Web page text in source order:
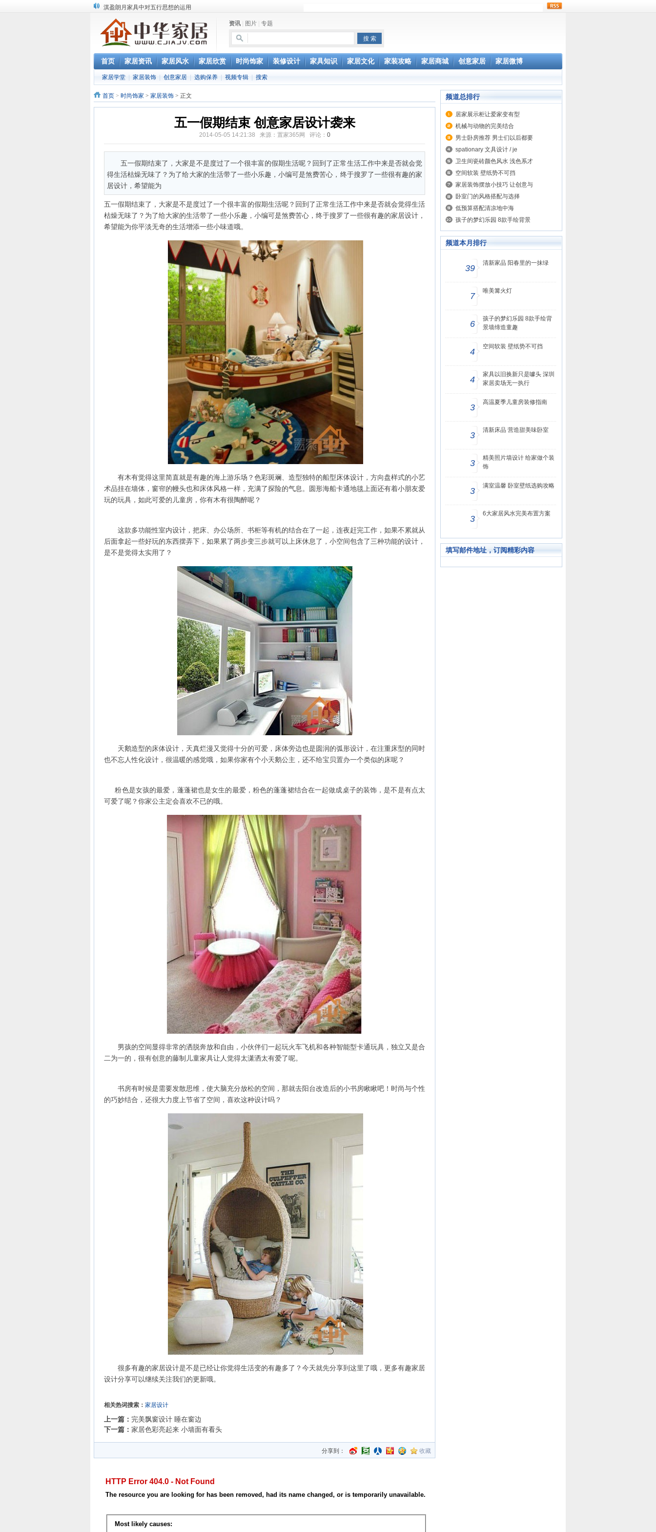
淇盈朗月家具中对五行思想的运用
还是“海尔冰箱造”!IEC国际保鲜标准再版
怎样用家具布置出好的办公室风水
您办公家具的贴心管家——北京办公家具网办公家具维修服务部成立
资讯 图片 专题
首页 家居资讯 家居风水 家居欣赏 时尚饰家 装修设计 家具知识 家居文化 家装攻略 家居商城 创意家居 家居微博
家居学堂 家居装饰 创意家居 选购保养 视频专辑 搜索
首页 > 时尚饰家 > 家居装饰 > 正文
五一假期结束 创意家居设计袭来
2014-05-05 14:21:38 来源：置家365网 评论： 0
五一假期结束了，大家是不是度过了一个很丰富的假期生活呢？回到了正常生活工作中来是否就会觉
得生活枯燥无味了？为了给大家的生活带了一些小乐趣，小编可是煞费苦心，终于搜罗了一些很有趣的家
居设计，希望能为
五一假期结束了，大家是不是度过了一个很丰富的假期生活呢？回到了正常生活工作中来是否就会觉得生活
枯燥无味了？为了给大家的生活带了一些小乐趣，小编可是煞费苦心，终于搜罗了一些很有趣的家居设计，
希望能为你平淡无奇的生活增添一些小味道哦。
有木有觉得这里简直就是有趣的海上游乐场？色彩斑斓、造型独特的船型床体设计，方向盘样式的小艺
术品挂在墙体，窗帘的幔头也和床体风格一样，充满了探险的气息。圆形海船卡通地毯上面还有着小朋友爱
玩的玩具，如此可爱的儿童房，你有木有很陶醉呢？
这款多功能性室内设计，把床、办公场所、书柜等有机的结合在了一起，连夜赶完工作，如果不累就从
后面拿起一些好玩的东西摆弄下，如果累了两步变三步就可以上床休息了，小空间包含了三种功能的设计，
是不是觉得太实用了？
天鹅造型的床体设计，天真烂漫又觉得十分的可爱，床体旁边也是圆润的弧形设计，在注重床型的同时
也不忘人性化设计，很温暖的感觉哦，如果你家有个小天鹅公主，还不给宝贝置办一个类似的床呢？
粉色是女孩的最爱，蓬蓬裙也是女生的最爱，粉色的蓬蓬裙结合在一起做成桌子的装饰，是不是有点太
可爱了呢？你家公主定会喜欢不已的哦。
男孩的空间显得非常的洒脱奔放和自由，小伙伴们一起玩火车飞机和各种智能型卡通玩具，独立又是合
二为一的，很有创意的藤制儿童家具让人觉得太潇洒太有爱了呢。
书房有时候是需要发散思维，使大脑充分放松的空间，那就去阳台改造后的小书房瞅瞅吧！时尚与个性
的巧妙结合，还很大力度上节省了空间，喜欢这种设计吗？
很多有趣的家居设计是不是已经让你觉得生活变的有趣多了？今天就先分享到这里了哦，更多有趣家居
设计分享可以继续关注我们的更新哦。
相关热词搜索： 家居设计
上一篇： 完美飘窗设计 睡在窗边
下一篇： 家居色彩亮起来 小墙面有看头
分享到： 收藏
频道总排行
居家展示柜让爱家变有型
机械与动物的完美结合
男士卧房推荐 男士们以后都要
spationary 文具设计 / je
卫生间瓷砖颜色风水 浅色系才
空间软装 壁纸势不可挡
家居装饰摆放小技巧 让创意与
卧室门的风格搭配与选择
低预算搭配清凉地中海
孩子的梦幻乐园 8款手绘背景
频道本月排行
39
清新家品 阳春里的一抹绿
7
唯美篝火灯
6
孩子的梦幻乐园 8款手绘背
景墙缔造童趣
4
空间软装 壁纸势不可挡
4
家具以旧换新只是噱头 深圳
家居卖场无一执行
3
高温夏季儿童房装修指南
3
清新床品 营造甜美味卧室
3
精美照片墙设计 给家做个装
饰
3
满室温馨 卧室壁纸选购攻略
3
6大家居风水完美布置方案
填写邮件地址，订阅精彩内容